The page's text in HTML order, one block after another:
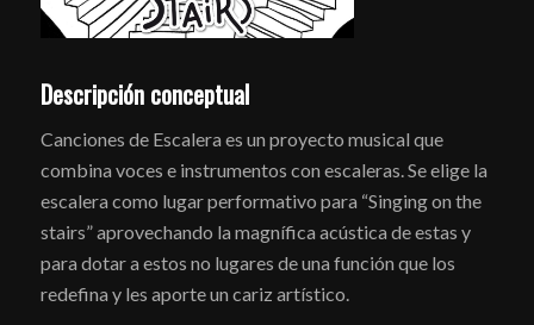
Descripción conceptual
Canciones de Escalera es un proyecto musical que
combina voces e instrumentos con escaleras. Se elige la
escalera como lugar performativo para “Singing on the
stairs” aprovechando la magnífica acústica de estas y
para dotar a estos no lugares de una función que los
redefina y les aporte un cariz artístico.